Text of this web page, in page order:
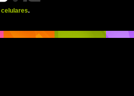
celulares.